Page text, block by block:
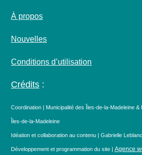
À propos
Nouvelles
Conditions d’utilisation
Crédits :
Coordination | Municipalité des Îles-de-la-Madeleine
Îles-de-la-Madeleine
Idéation et collaboration au contenu | Gabrielle
Développement et programmation du site | Agence